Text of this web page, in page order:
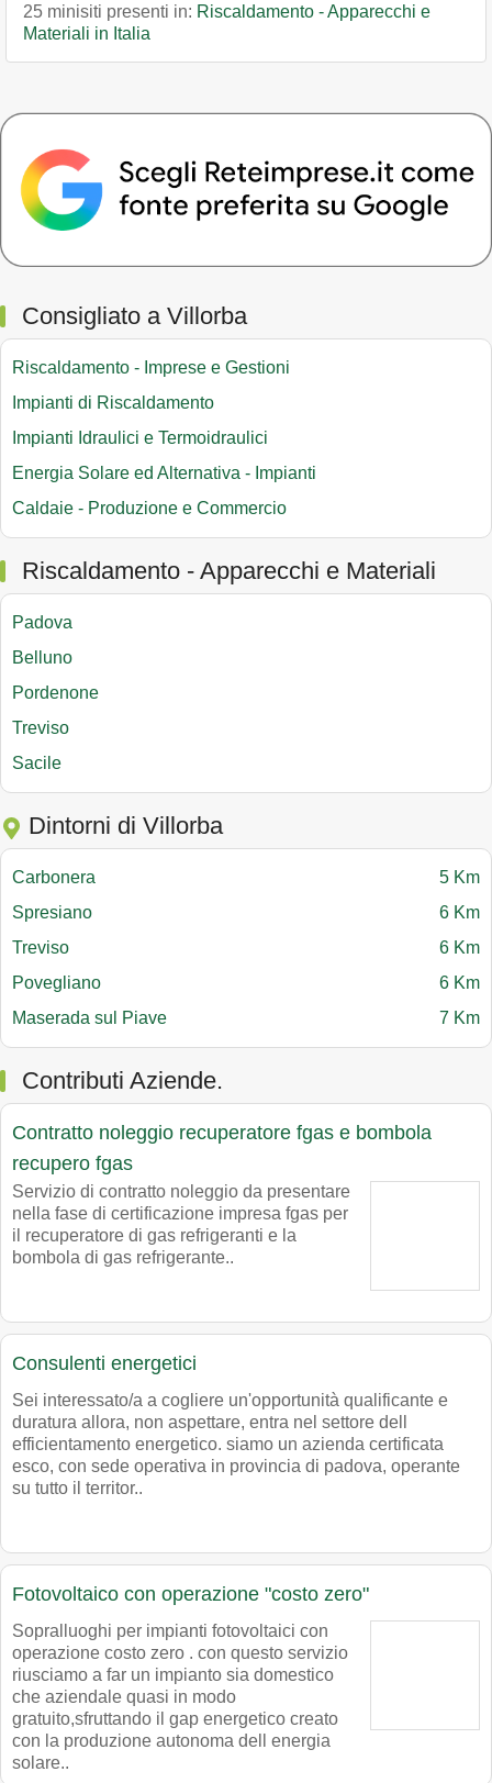
25 minisiti presenti in: Riscaldamento - Apparecchi e
Materiali in Italia
Consigliato a Villorba
Riscaldamento - Imprese e Gestioni
Impianti di Riscaldamento
Impianti Idraulici e Termoidraulici
Energia Solare ed Alternativa - Impianti
Caldaie - Produzione e Commercio
Riscaldamento - Apparecchi e Materiali
Padova
Belluno
Pordenone
Treviso
Sacile
Dintorni di Villorba
Carbonera
5 Km
Spresiano
6 Km
Treviso
6 Km
Povegliano
6 Km
Maserada sul Piave
7 Km
Contributi Aziende.
Contratto noleggio recuperatore fgas e bombola
recupero fgas
Servizio di contratto noleggio da presentare
nella fase di certificazione impresa fgas per
il recuperatore di gas refrigeranti e la
bombola di gas refrigerante..
Consulenti energetici
Sei interessato/a a cogliere un'opportunità qualificante e
duratura allora, non aspettare, entra nel settore dell
efficientamento energetico. siamo un azienda certificata
esco, con sede operativa in provincia di padova, operante
su tutto il territor..
Fotovoltaico con operazione "costo zero"
Sopralluoghi per impianti fotovoltaici con
operazione costo zero . con questo servizio
riusciamo a far un impianto sia domestico
che aziendale quasi in modo
gratuito,sfruttando il gap energetico creato
con la produzione autonoma dell energia
solare..